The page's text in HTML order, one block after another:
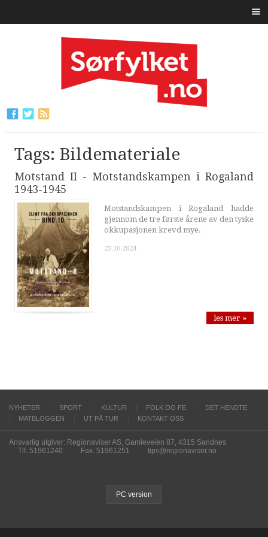
Tags: Bildemateriale
Motstand II - Motstandskampen i Rogaland
1943-1945
Motstandskampen i Rogaland hadde
gjennom de tre første årene av den tyske
okkupasjonen krevd mye.
23.10.2024
les mer »
NYHETER SPORT KULTUR FOLK OG FE
DET HENDTE
MATBLOGGEN
UT PÅ TUR KONTAKT OSS
Ansvarlig utgiver: Regionaviser AS, Gamleveien 87, 4315 Sandnes
Tlf. 51961240
Fax. 51961251 tips@regionaviser.no
PC version